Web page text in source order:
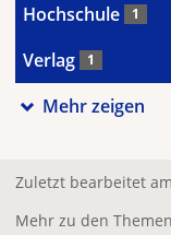
Hochschule 1
Verlag 1
Mehr zeigen
Zuletzt bearbeitet am
Mehr zu den